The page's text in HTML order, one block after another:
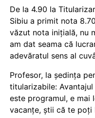
De la 4.90 la
Sibiu a primit nota
văzut nota inițială, nu
am dat seama că
adevăratul sens al
Profesor, la ședința
titularizabile:
este programul, e mai
vacanţe, știi că te poți